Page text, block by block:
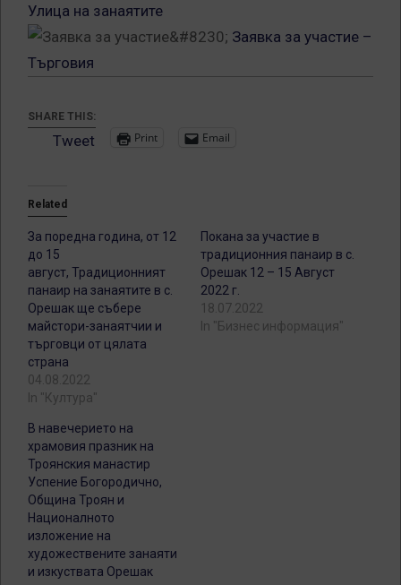
Улица на занаятите
Заявка за участие –
Търговия
SHARE THIS:
Tweet Print Email
Related
За поредна година, от 12
до 15
август, Традиционният
панаир на занаятите в с.
Орешак ще събере
майстори-занаятчии и
търговци от цялата
страна
04.08.2022
In "Култура"
Покана за участие в
традиционния панаир в с.
Орешак 12 – 15 Август
2022 г.
18.07.2022
In "Бизнес информация"
В навечерието на
храмовия празник на
Троянския манастир
Успение Богородично,
Община Троян и
Националното
изложение на
художествените занаяти
и изкуствата Орешак